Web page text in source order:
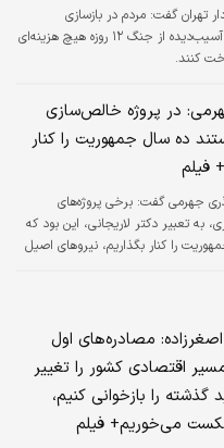
تهران گفت: مردم در بازسازی
واحدهای آسیب‌دیده از جنگ ۱۲ روزه هیچ هزینه‌ای
کنند.
در پروژه خالص‌سازی
ده سال جمهوریت را کنار
فیلم
جهرمی گفت: برخی پروژه‌های
به تعبیر دکتر لاریجانی، این بود که
را کنار بگذاریم، نیروهای اصیل
اصغرزاده: مصادره‌های اول
اقتصادی کشور را تغییر
گذشته را بازخوانی کنیم،
می‌خوریم+ فیلم